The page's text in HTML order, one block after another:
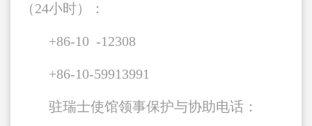
（24小时）：
+86-10 -12308
+86-10-59913991
驻瑞士使馆领事保护与协助电话：